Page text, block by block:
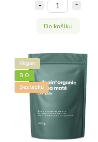
Do košíku
Vegan
BIO
Bez lepku